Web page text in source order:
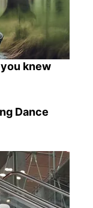
knew
Dance